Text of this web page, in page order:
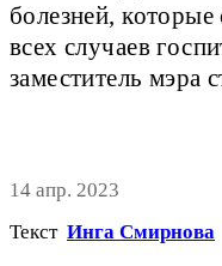
болезней,
всех случаев
заместитель мэра
14 апр. 2023
Текст Инга Смирнова